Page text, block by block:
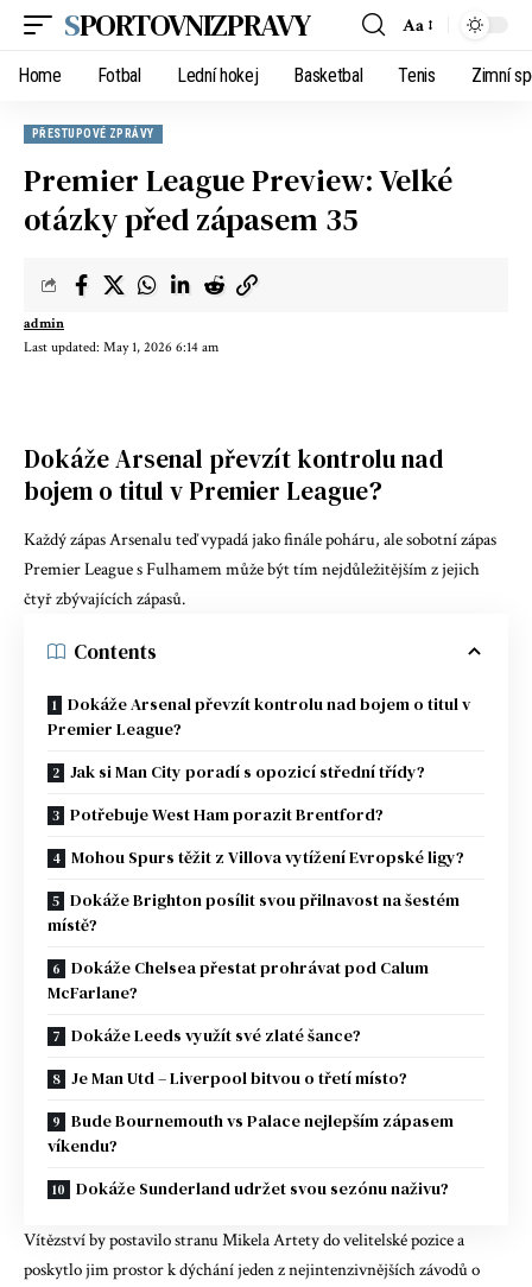
SPORTOVNIZPRAVY Aa
Home Fotbal Lední hokej Basketbal Tenis Zimní
PŘESTUPOVÉ ZPRÁVY
Premier League Preview: Velké
otázky před zápasem 35
Last updated: May 1, 2026 6:14 am
admin
Dokáže Arsenal převzít kontrolu nad
bojem o titul v Premier League?
Každý zápas Arsenalu teď vypadá jako finále poháru, ale sobotní zápas
Premier League s Fulhamem může být tím nejdůležitějším z jejich
čtyř zbývajících zápasů.
Contents
Dokáže Arsenal převzít kontrolu nad bojem o titul v
Premier League?
Jak si Man City poradí s opozicí střední třídy?
Potřebuje West Ham porazit Brentford?
Mohou Spurs těžit z Villova vytížení Evropské ligy?
Dokáže Brighton posílit svou přilnavost na šestém
místě?
Dokáže Chelsea přestat prohrávat pod Calum
McFarlane?
Dokáže Leeds využít své zlaté šance?
Je Man Utd – Liverpool bitvou o třetí místo?
Bude Bournemouth vs Palace nejlepším zápasem
víkendu?
Dokáže Sunderland udržet svou sezónu naživu?
Vítězství by postavilo stranu Mikela Artety do velitelské pozice a
poskytlo jim prostor k dýcháníjeden z nejintenzivnějších závodů o